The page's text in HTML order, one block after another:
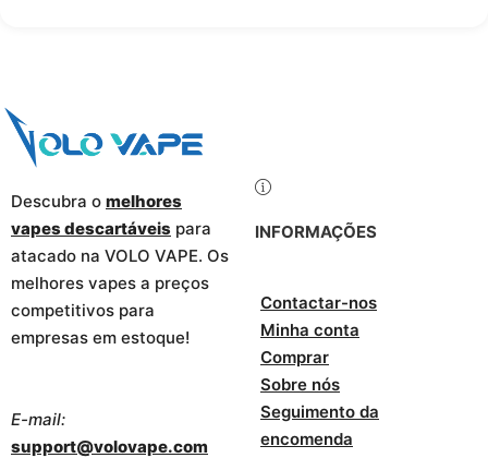
Descubra o melhores
vapes descartáveis para
atacado na VOLO VAPE. Os
melhores vapes a preços
competitivos para
empresas em estoque!
E-mail:
support@volovape.com
INFORMAÇÕES
Contactar-nos
Minha conta
Comprar
Sobre nós
Seguimento da
encomenda